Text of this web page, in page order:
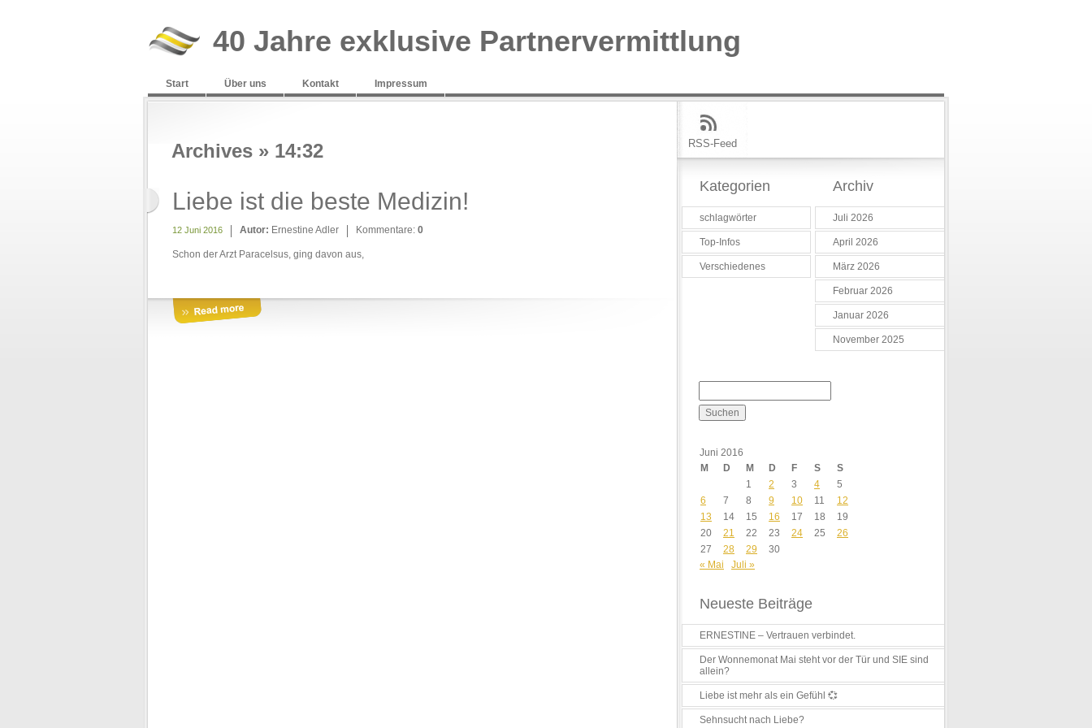
40 Jahre exklusive Partnervermittlung
Start Über uns Kontakt Impressum
Archives » 14:32
Liebe ist die beste Medizin!
12 Juni 2016 Autor: Ernestine Adler Kommentare: 0
Schon der Arzt Paracelsus, ging davon aus,
RSS-Feed
Kategorien
schlagwörter
Top-Infos
Verschiedenes
Archiv
Juli 2026
April 2026
März 2026
Februar 2026
Januar 2026
November 2025
Juni 2016
M
D M D F S
S
1
2 3 4
5
6
7 8 9 10 11
12
13
14 15 16 17 18
19
20
21 22 23 24 25
26
27
28 29
30
« Mai
Juli »
Neueste Beiträge
ERNESTINE – Vertrauen verbindet.
Der Wonnemonat Mai steht vor der Tür und SIE sind
allein?
Liebe ist mehr als ein Gefühl 💞
Sehnsucht nach Liebe?